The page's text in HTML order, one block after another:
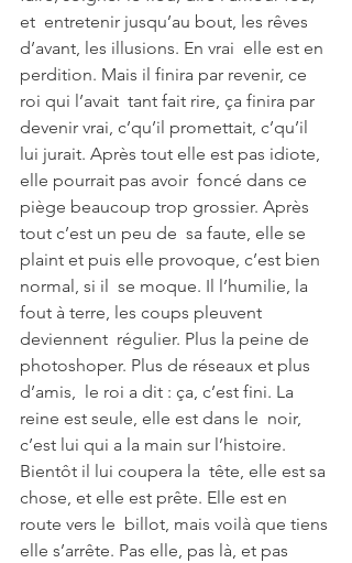
et  entretenir jusqu’au bout, les rêves
d’avant, les illusions. En vrai  elle est en
perdition. Mais il finira par revenir, ce
roi qui l’avait  tant fait rire, ça finira par
devenir vrai, c’qu’il promettait, c’qu’il
lui jurait. Après tout elle est pas idiote,
elle pourrait pas avoir  foncé dans ce
piège beaucoup trop grossier. Après
tout c’est un peu de  sa faute, elle se
plaint et puis elle provoque, c’est bien
normal, si il  se moque. Il l’humilie, la
fout à terre, les coups pleuvent
deviennent  régulier. Plus la peine de
photoshoper. Plus de réseaux et plus
d’amis,  le roi a dit : ça, c’est fini. La
reine est seule, elle est dans le  noir,
c’est lui qui a la main sur l’histoire.
Bientôt il lui coupera la  tête, elle est sa
chose, et elle est prête. Elle est en
route vers le  billot, mais voilà que tiens
elle s’arrête. Pas elle, pas là, et pas